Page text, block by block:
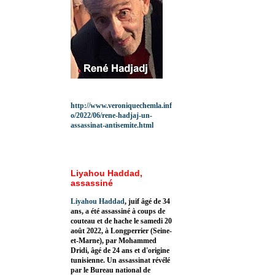
http://www.veroniquechemla.inf
o/2022/06/rene-hadjaj-un-
assassinat-antisemite.html
Liyahou Haddad,
assassiné
Liyahou Haddad, juif âgé de 34
ans, a été assassiné à coups de
couteau et de hache le samedi 20
août 2022, à Longperrier (Seine-
et-Marne), par Mohammed
Dridi, âgé de 24 ans et d'origine
tunisienne. Un assassinat révélé
par le Bureau national de